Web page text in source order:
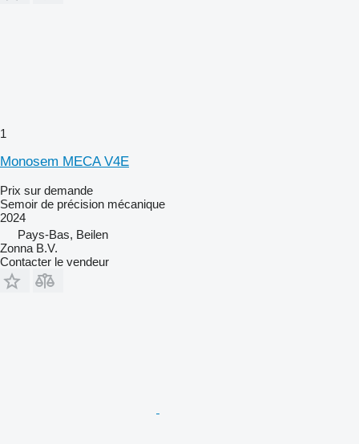
1
Monosem MECA V4E
Prix sur demande
Semoir de précision mécanique
2024
Pays-Bas, Beilen
Zonna B.V.
Contacter le vendeur